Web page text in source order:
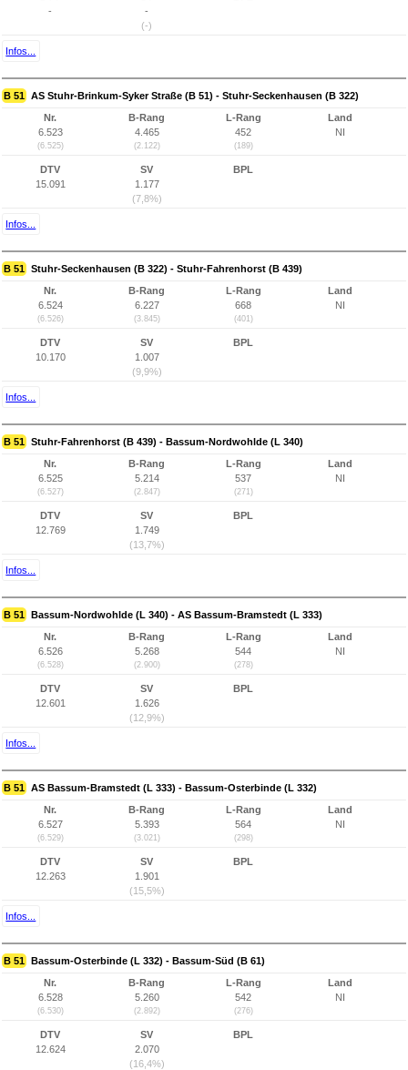
-
-
(-)
Infos...
B 51 AS Stuhr-Brinkum-Syker Straße (B 51) - Stuhr-Seckenhausen (B 322)
Nr.
6.523
(6.525)
B-Rang
4.465
(2.122)
L-Rang
452
(189)
Land
NI
DTV
15.091
SV
1.177
(7,8%)
BPL
Infos...
B 51 Stuhr-Seckenhausen (B 322) - Stuhr-Fahrenhorst (B 439)
Nr.
6.524
(6.526)
B-Rang
6.227
(3.845)
L-Rang
668
(401)
Land
NI
DTV
10.170
SV
1.007
(9,9%)
BPL
Infos...
B 51 Stuhr-Fahrenhorst (B 439) - Bassum-Nordwohlde (L 340)
Nr.
6.525
(6.527)
B-Rang
5.214
(2.847)
L-Rang
537
(271)
Land
NI
DTV
12.769
SV
1.749
(13,7%)
BPL
Infos...
B 51 Bassum-Nordwohlde (L 340) - AS Bassum-Bramstedt (L 333)
Nr.
6.526
(6.528)
B-Rang
5.268
(2.900)
L-Rang
544
(278)
Land
NI
DTV
12.601
SV
1.626
(12,9%)
BPL
Infos...
B 51 AS Bassum-Bramstedt (L 333) - Bassum-Osterbinde (L 332)
Nr.
6.527
(6.529)
B-Rang
5.393
(3.021)
L-Rang
564
(298)
Land
NI
DTV
12.263
SV
1.901
(15,5%)
BPL
Infos...
B 51 Bassum-Osterbinde (L 332) - Bassum-Süd (B 61)
Nr.
6.528
(6.530)
B-Rang
5.260
(2.892)
L-Rang
542
(276)
Land
NI
DTV
12.624
SV
2.070
(16,4%)
BPL